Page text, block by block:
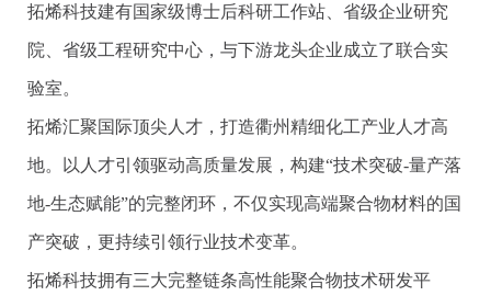
拓烯科技建有国家级博士后科研工作站、省级企业研究
院、省级工程研究中心，与下游龙头企业成立了联合实
验室。
拓烯汇聚国际顶尖人才，打造衢州精细化工产业人才高
地。以人才引领驱动高质量发展，构建“技术突破-量产落
地-生态赋能”的完整闭环，不仅实现高端聚合物材料的国
产突破，更持续引领行业技术变革。
拓烯科技拥有三大完整链条高性能聚合物技术研发平